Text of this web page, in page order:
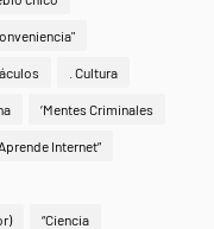
. Cultura
‘Mentes Criminales
Internet”
“Ciencia